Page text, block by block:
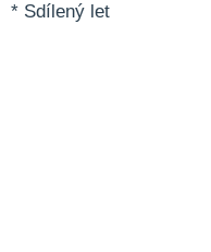
* Sdílený let